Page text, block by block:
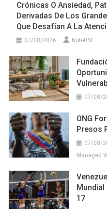
Crónicas O Ansiedad,
Derivadas De Los
Que Desafían A La
07/08/2026 Noti-RSE
07/08/
ONG
Presos
07/08/
Managed
17